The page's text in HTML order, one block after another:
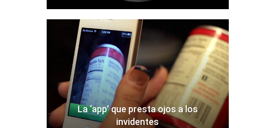
La ‘app’ que presta ojos a los
invidentes